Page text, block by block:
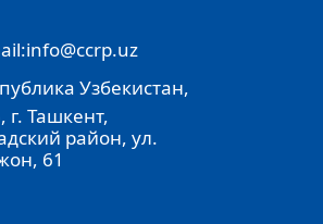
Узбекистан,
г. Ташкент,
район, ул.
61